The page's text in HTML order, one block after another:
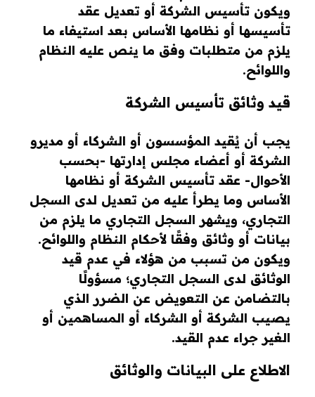
ويكون تأسيس الشركة أو تعديل عقد
تأسيسها أو نظامها الأساس بعد استيفاء ما
يلزم من متطلبات وفق ما ينص عليه النظام
واللوائح.
قيد وثائق تأسيس الشركة
يجب أن يُقيد المؤسسون أو الشركاء أو مديرو
الشركة أو أعضاء مجلس إدارتها -بحسب
الأحوال- عقد تأسيس الشركة أو نظامها
الأساس وما يطرأ عليه من تعديل لدى السجل
التجاري، ويشهر السجل التجاري ما يلزم من
بيانات أو وثائق وفقًا لأحكام النظام واللوائح.
ويكون من تسبب من هؤلاء في عدم قيد
الوثائق لدى السجل التجاري؛ مسؤولًا
بالتضامن عن التعويض عن الضرر الذي
يصيب الشركة أو الشركاء أو المساهمين أو
الغير جراء عدم القيد.
الاطلاع على البيانات والوثائق